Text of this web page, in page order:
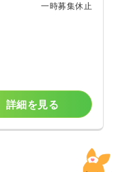
一時募集休止
詳細を見る